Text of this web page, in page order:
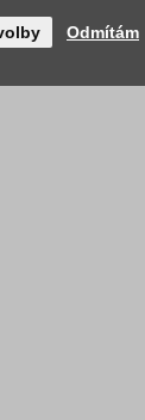
Odmítám